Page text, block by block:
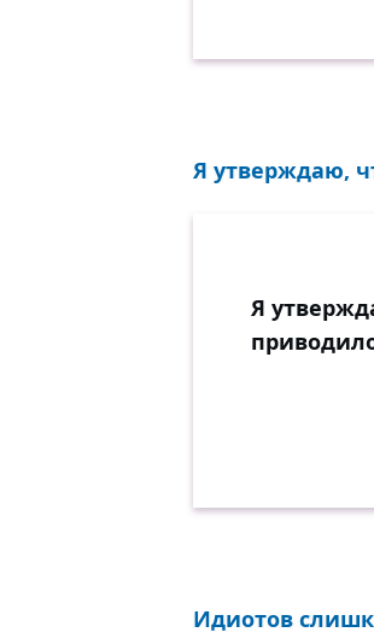
Я утверждаю,
Я
Идиотов